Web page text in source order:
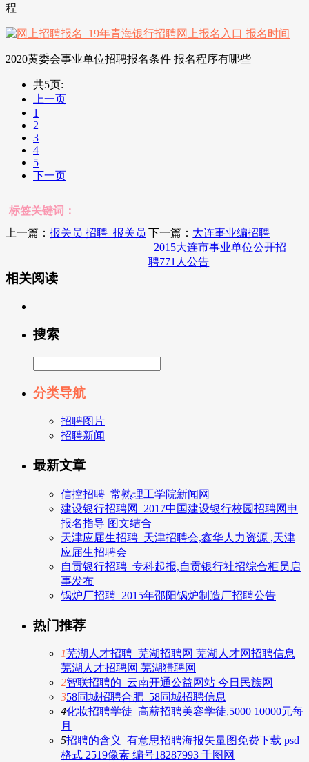
程
2020黄委会事业单位招聘报名条件 报名程序有哪些
共5页:
上一页
1
2
3
4
5
下一页
标签关键词：
上一篇： 报关员 招聘_报关员 下一篇： 大连事业编招聘
_2015大连市事业单位公开招
聘771人公告
相关阅读
搜索
分类导航
招聘图片
招聘新闻
最新文章
信控招聘_常熟理工学院新闻网
建设银行招聘网_2017中国建设银行校园招聘网申
报名指导 图文结合
天津应届生招聘_天津招聘会,鑫华人力资源 ,天津
应届生招聘会
自贡银行招聘_专科起报,自贡银行社招综合柜员启
事发布
锅炉厂招聘_2015年邵阳锅炉制造厂招聘公告
热门推荐
1芜湖人才招聘_芜湖招聘网 芜湖人才网招聘信息
芜湖人才招聘网 芜湖猎聘网
2智联招聘的_云南开通公益网站 今日民族网
358同城招聘合肥_58同城招聘信息
4化妆招聘学徒_高薪招聘美容学徒,5000 10000元每
月
5招聘的含义_有意思招聘海报矢量图免费下载 psd
格式 2519像素 编号18287993 千图网